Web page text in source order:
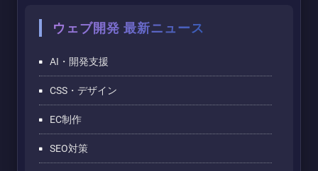
ウェブ開発 最新ニュース
AI・開発支援
CSS・デザイン
EC制作
SEO対策